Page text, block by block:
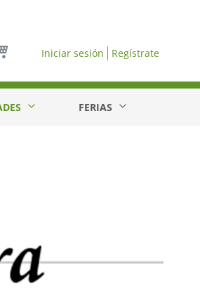
Iniciar sesión Regístrate
FERIAS